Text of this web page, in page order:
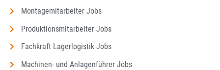
Montagemitarbeiter Jobs
Produktionsmitarbeiter Jobs
Fachkraft Lagerlogistik Jobs
Machinen- und Anlagenführer Jobs